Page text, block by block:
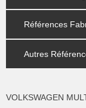
Références
Autres
VOLKSWAGEN